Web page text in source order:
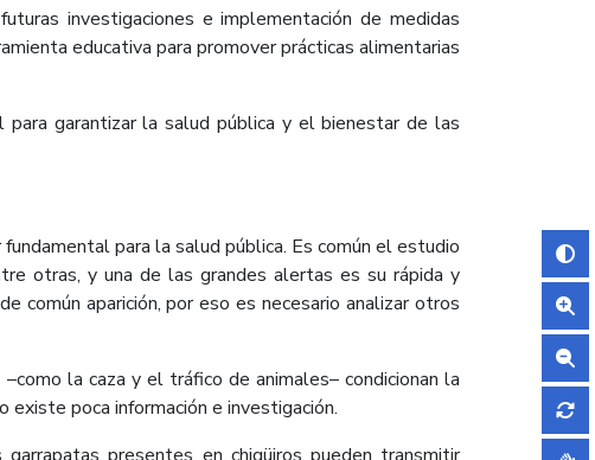
investigaciones e implementación de medidas
educativa para promover prácticas alimentarias
para garantizar la salud pública y el bienestar de las
para la salud pública. Es común el estudio
otras, y una de las grandes alertas es su rápida y
común aparición, por eso es necesario analizar otros
la caza y el tráfico de animales– condicionan la
poca información e investigación.